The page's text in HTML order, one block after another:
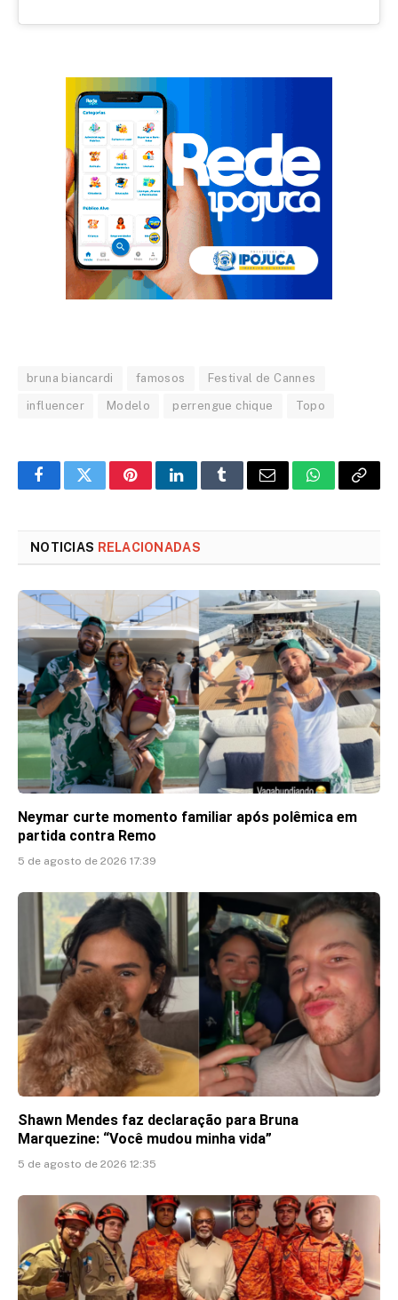
bruna biancardi famosos Festival de Cannes
influencer Modelo perrengue chique Topo
FacebookTwitterPinterestLinkedInTumblrEmail WhatsApp
Copy
NOTICIAS RELACIONADAS
Neymar curte momento familiar após polêmica em
partida contra Remo
5 de agosto de 2026 17:39
Shawn Mendes faz declaração para Bruna
Marquezine: “Você mudou minha vida”
5 de agosto de 2026 12:35